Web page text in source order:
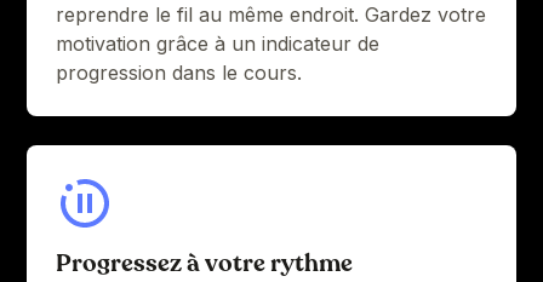
reprendre le fil au même endroit. Gardez votre
motivation grâce à un indicateur de
progression dans le cours.
Progressez à votre rythme